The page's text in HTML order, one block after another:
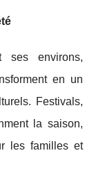
environs,
en un
Festivals,
la saison,
les familles et